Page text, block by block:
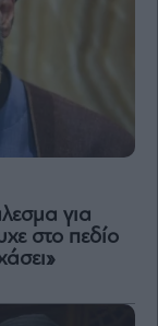
για
στο πεδίο